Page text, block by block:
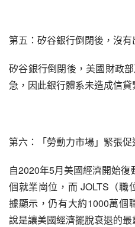
第五：矽谷銀行倒閉後，沒有
矽谷銀行倒閉後，美國財政
急，因此銀行體系未造成信貸
第六：「勞動力市場」緊張
自2020年5月美國經濟開始
個就業崗位，而 JOLTS（職
據顯示，仍有大約1000萬個
說是讓美國經濟擺脫衰退的最